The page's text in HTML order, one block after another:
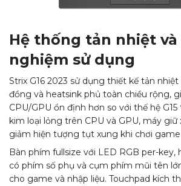
Hệ thống tản nhiệt
nghiệm sử dụng
Strix G16 2023 sử dụng thiết kế tản
đồng và heatsink phủ toàn chiều rộng,
CPU/GPU ổn định hơn so với thế hệ
kim loại lỏng trên CPU và GPU, máy giữ
giảm hiện tượng tụt xung khi chơi game
Bàn phím fullsize với LED RGB per-
có phím số phụ và cụm phím mũi tên
cho game và nhập liệu. Touchpad kích